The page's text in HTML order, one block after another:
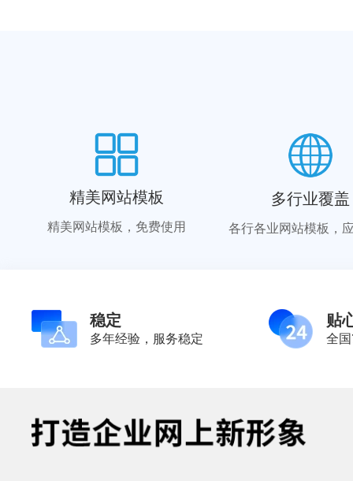
精美网站模板
精美网站模板，免费使用
多行业覆盖
各行各业网站模板，
稳定
多年经验，服务稳定
贴
全